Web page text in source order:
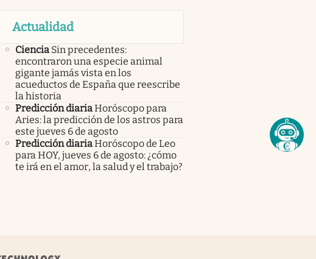
Actualidad
Ciencia Sin precedentes:
encontraron una especie animal
gigante jamás vista en los
acueductos de España que reescribe
la historia
Predicción diariaHoróscopo para
Aries: la predicción de los astros para
este jueves 6 de agosto
Predicción diariaHoróscopo de Leo
para HOY, jueves 6 de agosto: ¿cómo
te irá en el amor, la salud y el trabajo?